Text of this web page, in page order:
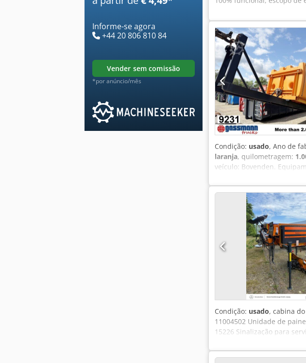
Informe-se agora
+44 20 806 810 84
vender sem comissão
*por anúncio/mês
Condição: usado, Ano de
laranja, quilometragem:
veículo: Bovenden.
aproximadamente 5 m³,
2310 kg. Capacidade do
líquido: aproximadamente
alterações, venda prévia e
Condição: usado, cabina
11004502 Unidade de
15226 Sinalização para
contorno amarela para
8m, totalmente montado *